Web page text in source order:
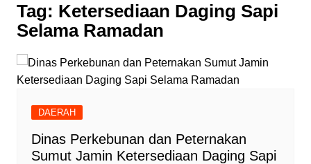
Tag: Ketersediaan Daging Sapi
Selama Ramadan
DAERAH
Dinas Perkebunan dan Peternakan
Sumut Jamin Ketersediaan Daging Sapi